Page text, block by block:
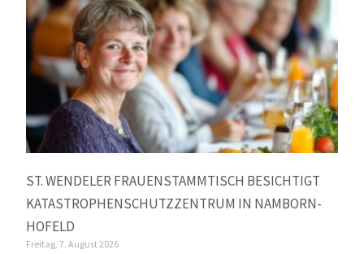
ST. WENDELER FRAUENSTAMMTISCH BESICHTIGT
KATASTROPHENSCHUTZZENTRUM IN NAMBORN-
HOFELD
Freitag, 7. August 2026